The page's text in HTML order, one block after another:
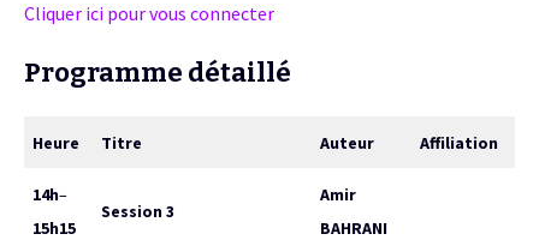
Cliquer ici pour vous connecter
Programme détaillé
Heure Titre Auteur Affiliation
14h–
15h15
Session 3
Amir
BAHRANI